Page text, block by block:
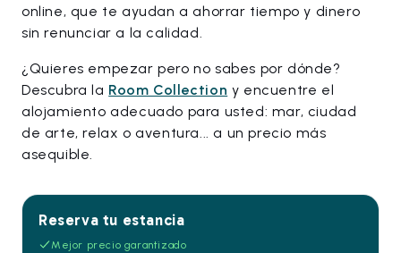
online, que te ayudan a ahorrar tiempo y dinero
sin renunciar a la calidad.
¿Quieres empezar pero no sabes por dónde?
Descubra la Room Collection y encuentre el
alojamiento adecuado para usted: mar, ciudad
de arte, relax o aventura... a un precio más
asequible.
Reserva tu estancia
Mejor precio garantizado